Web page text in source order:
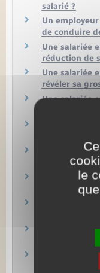
salarié ?
Un
de conduire
Une salariée
réduction de
Une salariée
révéler sa
Une salariée
Une salariée
Une salariée
heures de
Un salarié
Droit du
Médecine au
d'information
Médecine du
individuel
le